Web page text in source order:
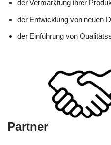
der Vermarktung ihrer
der Entwicklung von neuen
der Einführung von
Partner